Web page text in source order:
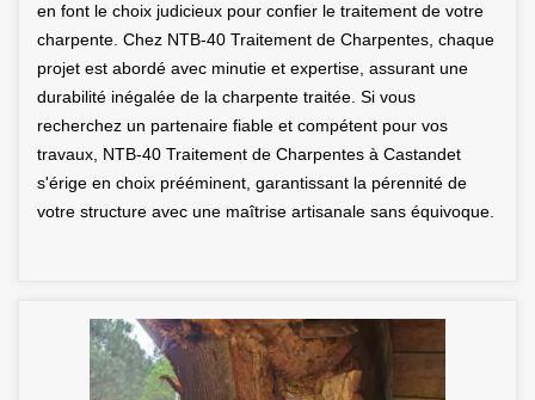
en font le choix judicieux pour confier le traitement de votre
charpente. Chez NTB-40 Traitement de Charpentes, chaque
projet est abordé avec minutie et expertise, assurant une
durabilité inégalée de la charpente traitée. Si vous
recherchez un partenaire fiable et compétent pour vos
travaux, NTB-40 Traitement de Charpentes à Castandet
s'érige en choix prééminent, garantissant la pérennité de
votre structure avec une maîtrise artisanale sans équivoque.